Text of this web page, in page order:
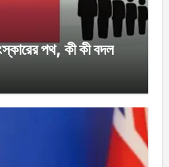
পথ, কী কী বদল